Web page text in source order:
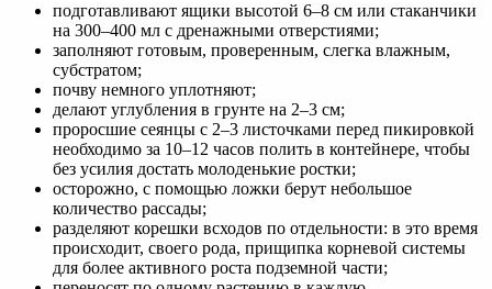
подготавливают ящики высотой 6–8 см или стаканчики
на 300–400 мл с дренажными отверстиями;
заполняют готовым, проверенным, слегка влажным,
субстратом;
почву немного уплотняют;
делают углубления в грунте на 2–3 см;
проросшие сеянцы с 2–3 листочками перед пикировкой
необходимо за 10–12 часов полить в контейнере, чтобы
без усилия достать молоденькие ростки;
осторожно, с помощью ложки берут небольшое
количество рассады;
разделяют корешки всходов по отдельности: в это время
происходит, своего рода, прищипка корневой системы
для более активного роста подземной части;